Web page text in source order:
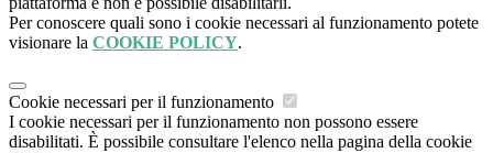
Per conoscere quali sono i cookie necessari al funzionamento potete
visionare la COOKIE POLICY.
Cookie necessari per il funzionamento
I cookie necessari per il funzionamento non possono essere
disabilitati. È possibile consultare l'elenco nella pagina della cookie